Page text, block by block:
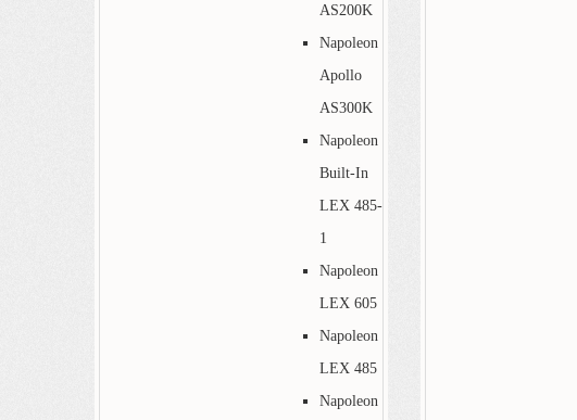
AS200K
Napoleon
Apollo
AS300K
Napoleon
Built-In
LEX 485-
1
Napoleon
LEX 605
Napoleon
LEX 485
Napoleon